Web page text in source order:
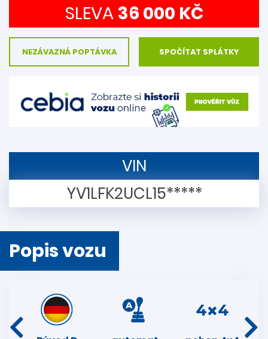
SLEVA 36 000 KČ
NEZÁVAZNÁ POPTÁVKA SPOČÍTAT SPLÁTKY
VIN
YV1LFK2UCL15*****
Popis vozu